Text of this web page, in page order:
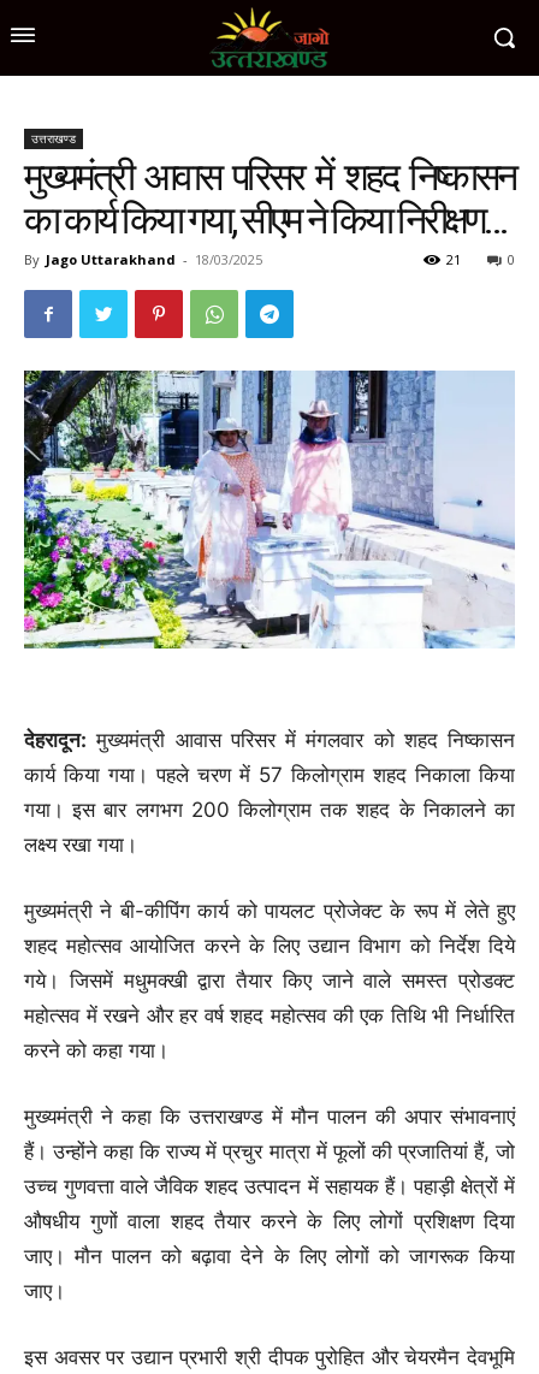
उत्तराखण्ड
मुख्यमंत्री आवास परिसर में शहद निष्कासन
का कार्य किया गया, सीएम ने किया निरीक्षण…
By Jago Uttarakhand - 18/03/2025 0
21
देहरादून: मुख्यमंत्री आवास परिसर में मंगलवार को शहद निष्कासन
कार्य किया गया। पहले चरण में 57 किलोग्राम शहद निकाला किया
गया। इस बार लगभग 200 किलोग्राम तक शहद के निकालने का
लक्ष्य रखा गया।
मुख्यमंत्री ने बी-कीपिंग कार्य को पायलट प्रोजेक्ट के रूप में लेते हुए
शहद महोत्सव आयोजित करने के लिए उद्यान विभाग को निर्देश दिये
गये। जिसमें मधुमक्खी द्वारा तैयार किए जाने वाले समस्त प्रोडक्ट
महोत्सव में रखने और हर वर्ष शहद महोत्सव की एक तिथि भी निर्धारित
करने को कहा गया।
मुख्यमंत्री ने कहा कि उत्तराखण्ड में मौन पालन की अपार संभावनाएं
हैं। उन्होंने कहा कि राज्य में प्रचुर मात्रा में फूलों की प्रजातियां हैं, जो
उच्च गुणवत्ता वाले जैविक शहद उत्पादन में सहायक हैं। पहाड़ी क्षेत्रों में
औषधीय गुणों वाला शहद तैयार करने के लिए लोगों प्रशिक्षण दिया
जाए। मौन पालन को बढ़ावा देने के लिए लोगों को जागरूक किया
जाए।
इस अवसर पर उद्यान प्रभारी श्री दीपक पुरोहित और चेयरमैन देवभूमि